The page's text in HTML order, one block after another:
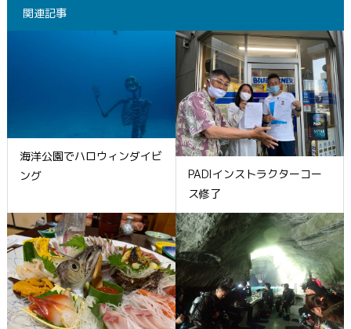
関連記事
海洋公園でハロウィンダイビ
ング
PADIインストラクターコー
ス修了